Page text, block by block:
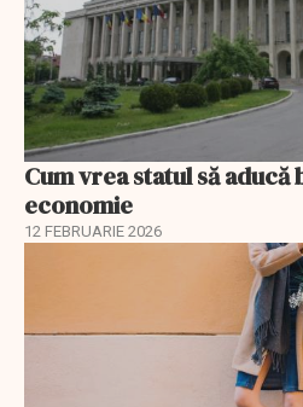
Cum vrea statul să
economie
12 FEBRUARIE 2026